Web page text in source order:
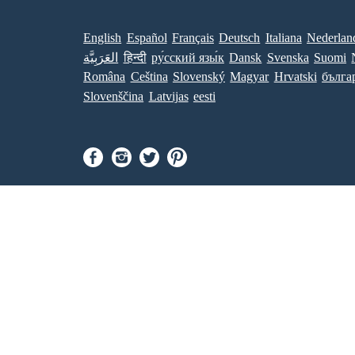
English Español Français Deutsch Italiana
العَرَبِيَّة
हिन्दी ру́сский язы́к Dansk Svenska Suomi
Româna Ceština Slovenský Magyar Hrvatski
Slovenščina Latvijas eesti